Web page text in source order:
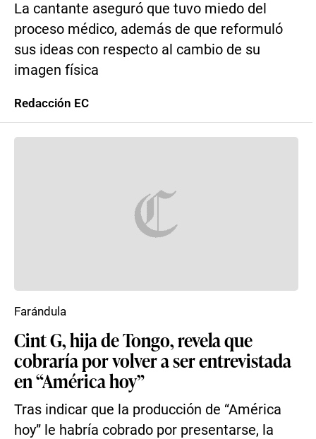
La cantante aseguró que tuvo miedo del
proceso médico, además de que reformuló
sus ideas con respecto al cambio de su
imagen física
Redacción EC
Cint G, hija de Tongo, revela que
cobraría por volver a ser entrevistada
en “América hoy”
Tras indicar que la producción de “América
hoy” le habría cobrado por presentarse, la
Farándula